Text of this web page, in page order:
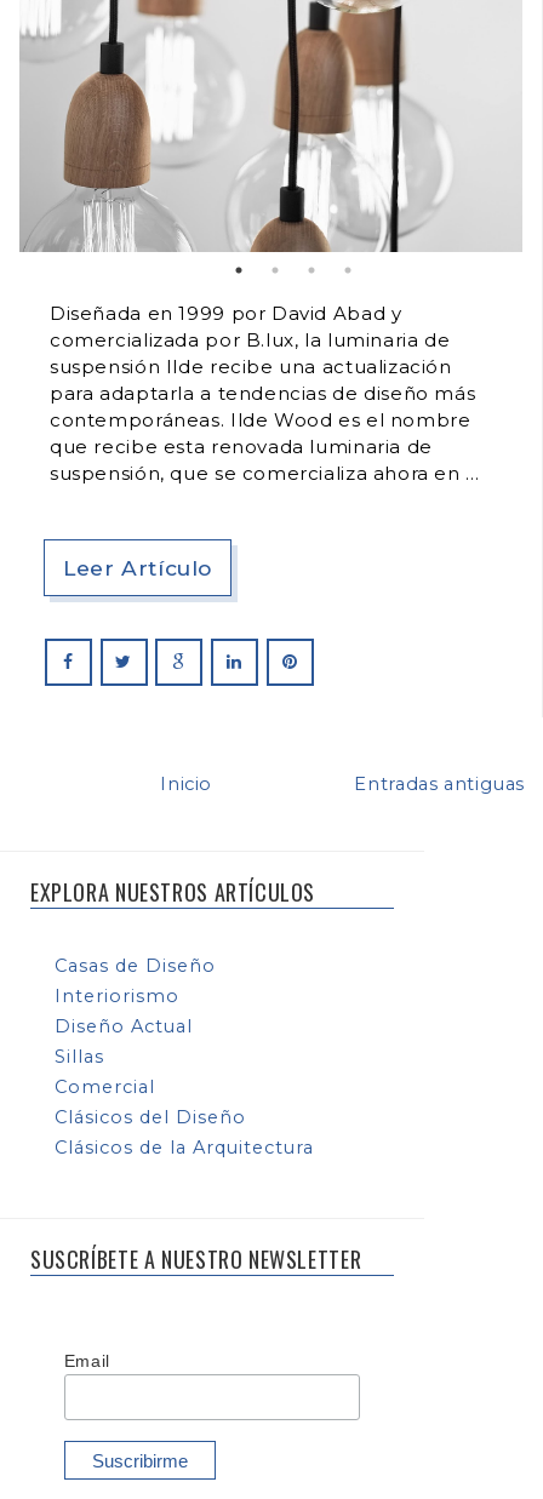
Diseñada en 1999 por David Abad y
comercializada por B.lux, la luminaria de
suspensión Ilde recibe una actualización
para adaptarla a tendencias de diseño más
contemporáneas. Ilde Wood es el nombre
que recibe esta renovada luminaria de
suspensión, que se comercializa ahora en
Leer Artículo
Entradas antiguas
Inicio
EXPLORA NUESTROS ARTÍCULOS
Casas de Diseño
Interiorismo
Diseño Actual
Sillas
Comercial
Clásicos del Diseño
Clásicos de la Arquitectura
SUSCRÍBETE A NUESTRO NEWSLETTER
Email